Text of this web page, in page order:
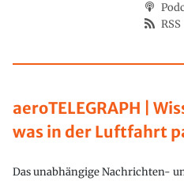
aeroTELEGRAPH |
was in der Luftfahrt
Das unabhängige Nachrichten-
RSS